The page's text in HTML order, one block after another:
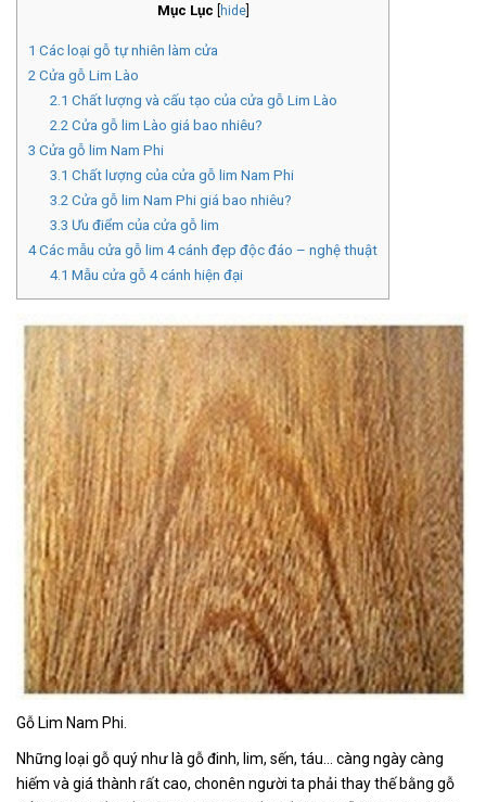
Mục Lục hide]
1 Các loại gỗ tự nhiên làm cửa
2 Cửa gỗ Lim Lào
2.1 Chất lượng và cấu tạo của cửa gỗ Lim Lào
2.2 Cửa gỗ lim Lào giá bao nhiêu?
3 Cửa gỗ lim Nam Phi
3.1 Chất lượng của cửa gỗ lim Nam Phi
3.2 Cửa gỗ lim Nam Phi giá bao nhiêu?
3.3 Ưu điểm của cửa gỗ lim
4Các mẫu cửa gỗ lim 4 cánh đẹp độc đáo – nghệ thuật
4.1 Mẫu cửa gỗ 4 cánh hiện đại
Gỗ Lim Nam Phi.
Những loại gỗ quý như là gỗ đinh, lim, sến, táu… càng ngày càng
hiếm và giá thành rất cao, chonên người ta phải thay thế bằng gỗ